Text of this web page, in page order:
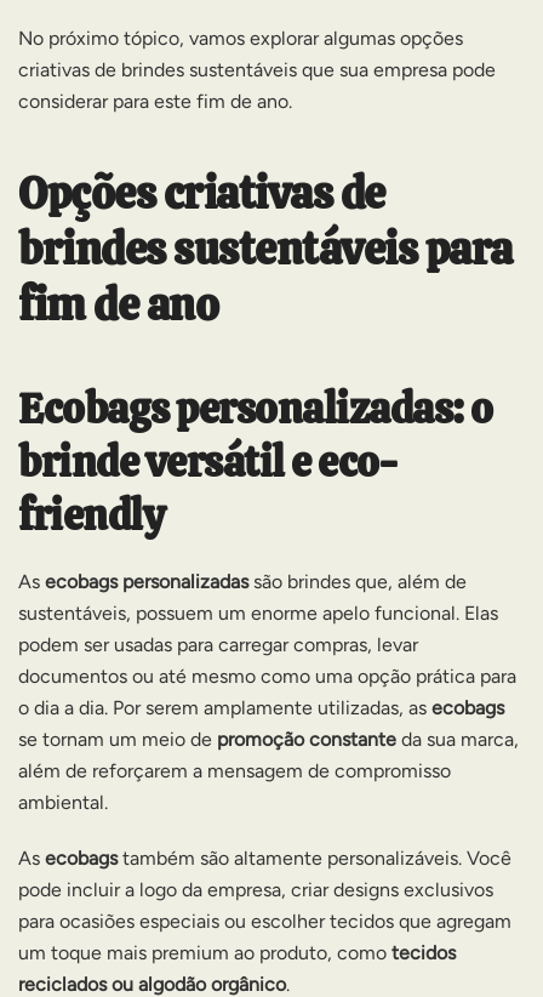
No próximo tópico, vamos explorar algumas opções
criativas de brindes sustentáveis que sua empresa pode
considerar para este fim de ano.
Opções criativas de
brindes sustentáveis para
fim de ano
Ecobags personalizadas: o
brinde versátil e eco-
friendly
As ecobags personalizadassão brindes que, além de
sustentáveis, possuem um enorme apelo funcional. Elas
podem ser usadas para carregar compras, levar
documentos ou até mesmo como uma opção prática para
o dia a dia. Por serem amplamente utilizadas, as ecobags
se tornam um meio de promoção constante da sua marca,
além de reforçarem a mensagem de compromisso
ambiental.
As ecobagstambém são altamente personalizáveis. Você
pode incluir a logo da empresa, criar designs exclusivos
para ocasiões especiais ou escolher tecidos que agregam
um toque mais premium ao produto, como tecidos
reciclados ou algodão orgânico.